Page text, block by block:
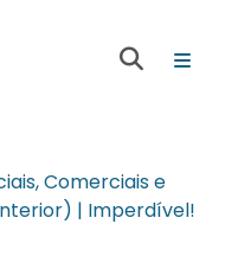
Comerciais e
| Imperdível!